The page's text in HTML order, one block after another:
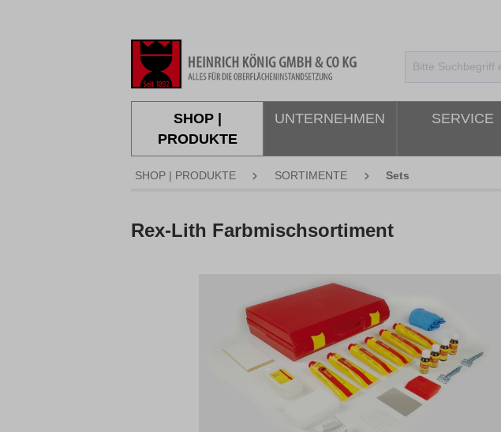
SHOP |
PRODUKTE
UNTERNEHMEN SERVICE
SHOP | PRODUKTE SORTIMENTE Sets
Rex-Lith Farbmischsortiment